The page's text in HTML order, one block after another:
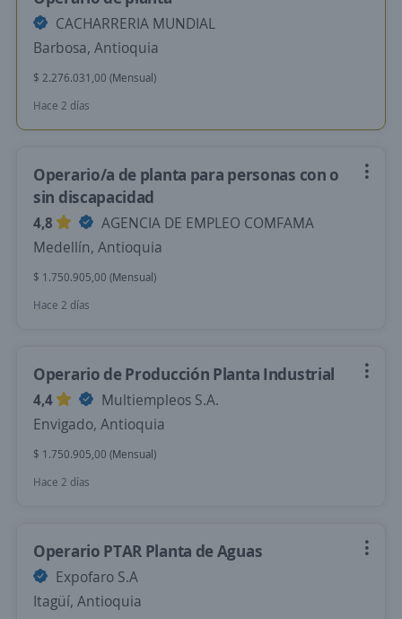
CACHARRERIA MUNDIAL
Barbosa, Antioquia
$ 2.276.031,00 (Mensual)
Hace 2 días
Operario/a de planta para personas con o
sin discapacidad
4,8
AGENCIA DE EMPLEO COMFAMA
Medellín, Antioquia
$ 1.750.905,00 (Mensual)
Hace 2 días
Operario de Producción Planta Industrial
4,4
Multiempleos S.A.
Envigado, Antioquia
$ 1.750.905,00 (Mensual)
Hace 2 días
Operario PTAR Planta de Aguas
Expofaro S.A
Itagüí, Antioquia